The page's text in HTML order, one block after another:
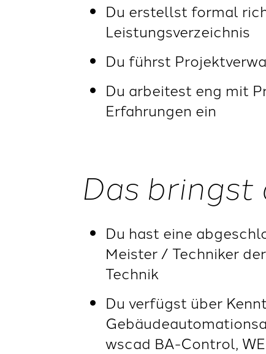
Du erstellst formal
Leistungsverzeichnis
Du führst
Du arbeitest eng mit
Erfahrungen ein
Das
Du hast eine
Meister / Techniker
Technik
Du verfügst über
wscad BA-Control,